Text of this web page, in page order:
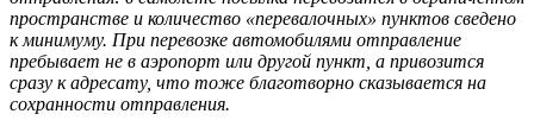
пространстве и количество «перевалочных» пунктов сведено
к минимуму. При перевозке автомобилями отправление
пребывает не в аэропорт или другой пункт, а привозится
сразу к адресату, что тоже благотворно сказывается на
сохранности отправления.